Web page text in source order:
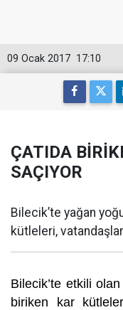
17:10
09 Ocak 2017
ÇATIDA
SAÇIYOR
Bilecik’te yağan
kütleleri,
Bilecik’te etkili olan
biriken kar